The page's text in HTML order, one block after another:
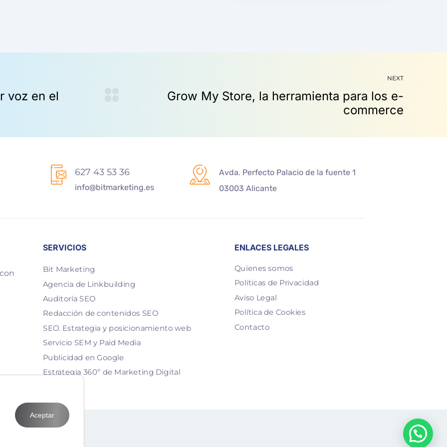
NEXT
627 43 53 36
info@bitmarketing.es
Avda. Perfecto Palacio de la fuente 1
03003 Alicante
SERVICIOS
Bit Marketing
Agencia de Linkbuilding
Auditoría SEO
Redacción de contenidos SEO
SEO. Estrategia y posicionamiento web
Servicio SEM y Paid Media
Publicidad en Google
Estrategia 360º de Marketing Digital
ENLACES LEGALES
Quienes somos
Políticas de Privacidad
Aviso Legal
Política de Cookies
Contacto
Aceptar